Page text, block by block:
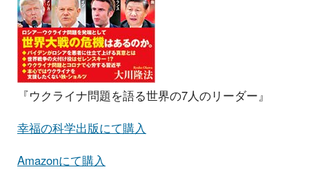
『ウクライナ問題を語る世界の7人のリーダー』
幸福の科学出版にて購入
Amazonにて購入